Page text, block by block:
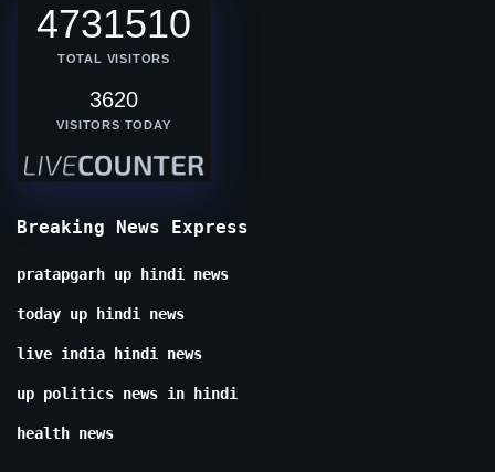
4731510
TOTAL VISITORS
3620
VISITORS TODAY
Breaking News Express
pratapgarh up hindi news
today up hindi news
live india hindi news
up politics news in hindi
health news